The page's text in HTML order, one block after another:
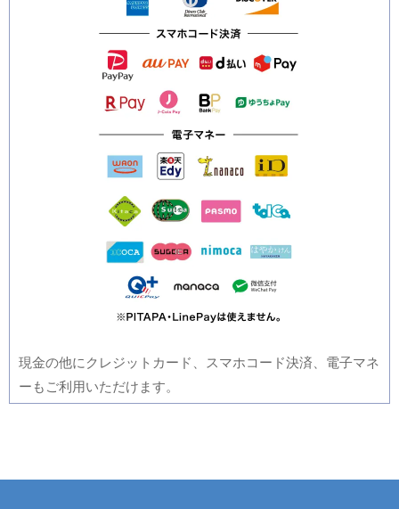
現金の他にクレジットカード、スマホコード決済、電子マネ
ーもご利用いただけます。